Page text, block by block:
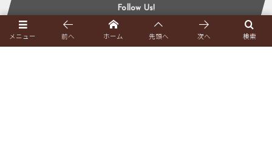
Follow Us!
メニュー 検索
前へ ホーム 先頭へ 次へ